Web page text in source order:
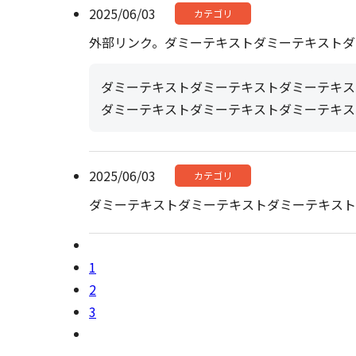
2025/06/03 カテゴリ
外部リンク。ダミーテキストダミーテキスト
ダミーテキストダミーテキストダミーテキ
ダミーテキストダミーテキストダミーテキ
2025/06/03 カテゴリ
ダミーテキストダミーテキストダミーテキスト
1
2
3